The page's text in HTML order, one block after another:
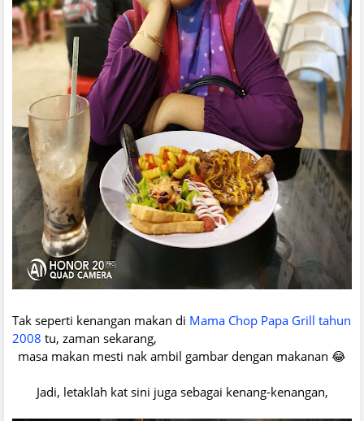
Tak seperti kenangan makan di Mama Chop Papa Grill tahun
2008 tu, zaman sekarang,
masa makan mesti nak ambil gambar dengan makanan 😂
Jadi, letaklah kat sini juga sebagai kenang-kenangan,